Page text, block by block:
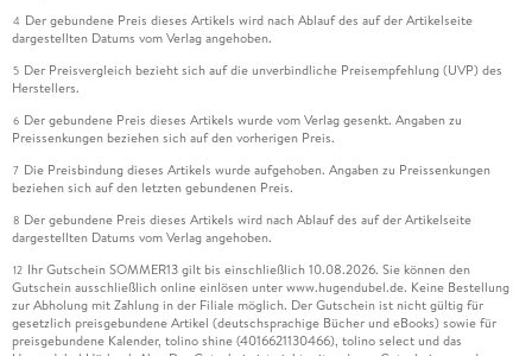
4 Der gebundene Preis dieses Artikels wird nach Ablauf des auf der Artikelseite
dargestellten Datums vom Verlag angehoben.
5 Der Preisvergleich bezieht sich auf die unverbindliche Preisempfehlung (UVP) des
Herstellers.
6 Der gebundene Preis dieses Artikels wurde vom Verlag gesenkt. Angaben zu
Preissenkungen beziehen sich auf den vorherigen Preis.
7 Die Preisbindung dieses Artikels wurde aufgehoben. Angaben zu Preissenkungen
beziehen sich auf den letzten gebundenen Preis.
8 Der gebundene Preis dieses Artikels wird nach Ablauf des auf der Artikelseite
dargestellten Datums vom Verlag angehoben.
12 Ihr Gutschein SOMMER13 gilt bis einschließlich 10.08.2026. Sie können den
Gutschein ausschließlich online einlösen unter www.hugendubel.de. Keine Bestellung
zur Abholung mit Zahlung in der Filiale möglich. Der Gutschein ist nicht gültig für
gesetzlich preisgebundene Artikel (deutschsprachige Bücher und eBooks) sowie für
preisgebundene Kalender, tolino shine (4016621130466), tolino select und das